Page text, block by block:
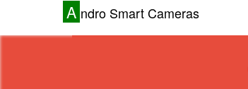
A ndro Smart Cameras